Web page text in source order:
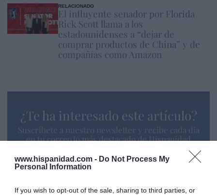
www.hispanidad.com - Do Not Process My
Personal Information
If you wish to opt-out of the sale, sharing to third parties, or
RELACIONADO
El influyente senador por Florida
Rick Scott llama a los
estadounidenses a “dejar de
comprar productos de China” y de
compañías como Amazon
¿Te ha interesado este artículo?
Suscríbete a nuestro newsletter y recibe cada dia
en tu correo lo más destacado de Hispanidad
Tu correo electrónico...